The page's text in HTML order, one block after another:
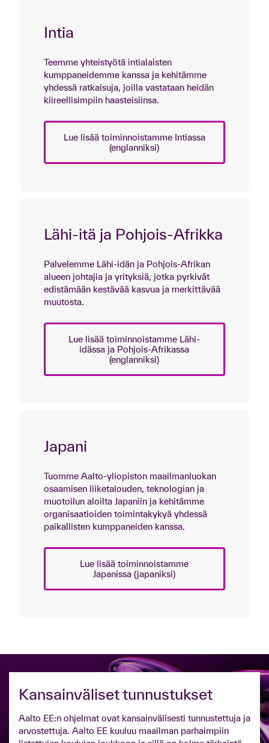
Intia
Teemme yhteistyötä intialaisten
kumppaneidemme kanssa ja kehitämme
yhdessä ratkaisuja, joilla vastataan heidän
kiireellisimpiin haasteisiinsa.
Lue lisää toiminnoistamme Intiassa
(englanniksi)
Lähi-itä ja Pohjois-Afrikka
Palvelemme Lähi-idän ja Pohjois-Afrikan
alueen johtajia ja yrityksiä, jotka pyrkivät
edistämään kestävää kasvua ja merkittävää
muutosta.
Lue lisää toiminnoistamme Lähi-
idässa ja Pohjois-Afrikassa
(englanniksi)
Japani
Tuomme Aalto-yliopiston maailmanluokan
osaamisen liiketalouden, teknologian ja
muotoilun aloilta Japaniin ja kehitämme
organisaatioiden toimintakykyä yhdessä
paikallisten kumppaneiden kanssa.
Lue lisää toiminnoistamme
Japanissa (japaniksi)
Kansainväliset tunnustukset
Aalto EE:n ohjelmat ovat kansainvälisesti tunnustettuja ja
arvostettuja. Aalto EE kuuluu maailman parhaimpiin